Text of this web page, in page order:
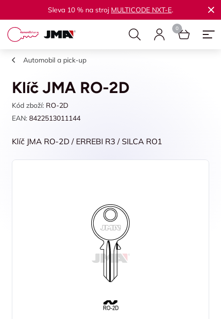
Sleva 10 % na stroj MULTICODE NXT-E.
Automobil a pick-up
Klíč JMA RO-2D
Kód zboží: RO-2D
EAN: 8422513011144
Klíč JMA RO-2D / ERREBI R3 / SILCA RO1